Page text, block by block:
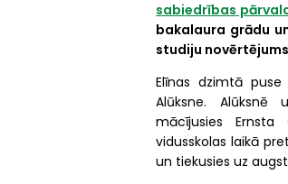
sabiedrības
bakalaura grādu
studiju
Elīnas dzimtā
Alūksne.
mācījusies Ernsta
vidusskolas laikā
un tiekusies uz